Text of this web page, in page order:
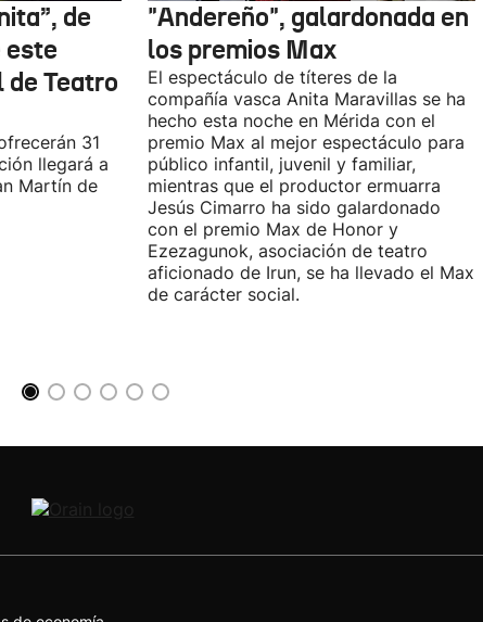
de
este
Teatro
31
llegará a
Martín de
"Andereño", galardonada en
los premios Max
El espectáculo de títeres de la
compañía vasca Anita Maravillas se ha
hecho esta noche en Mérida con el
premio Max al mejor espectáculo para
público infantil, juvenil y familiar,
mientras que el productor ermuarra
Jesús Cimarro ha sido galardonado
con el premio Max de Honor y
Ezezagunok, asociación de teatro
aficionado de Irun, se ha llevado el Max
de carácter social.